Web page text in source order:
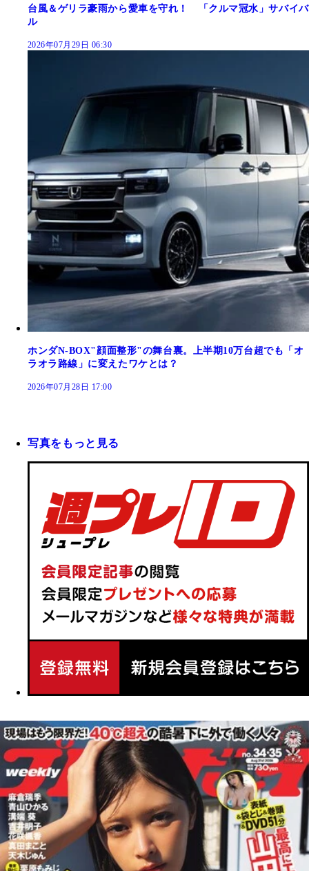
台風＆ゲリラ豪雨から愛車を守れ！ 「クルマ冠水」サバイバ
ル
2026年07月29日 06:30
ホンダN-BOX"顔面整形"の舞台裏。上半期10万台超でも「オ
ラオラ路線」に変えたワケとは？
2026年07月28日 17:00
写真をもっと見る